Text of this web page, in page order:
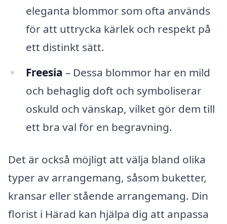
eleganta blommor som ofta används
för att uttrycka kärlek och respekt på
ett distinkt sätt.
Freesia – Dessa blommor har en mild
och behaglig doft och symboliserar
oskuld och vänskap, vilket gör dem till
ett bra val för en begravning.
Det är också möjligt att välja bland olika
typer av arrangemang, såsom buketter,
kransar eller stående arrangemang. Din
florist i Härad kan hjälpa dig att anpassa